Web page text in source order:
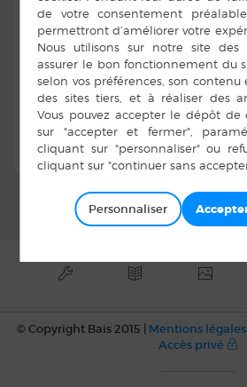
Contacts :
06 68 87 67 15
EN COURS DE
RÉACTUALISATION
© Copyright Bais 2015 | Mentions légales
Accès privé
Personnaliser